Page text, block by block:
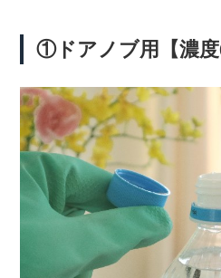
①ドアノブ用【濃度